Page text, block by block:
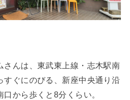
さんは、東武東上線・志木駅南
すぐにのびる、新座中央通り沿
から歩くと8分くらい。